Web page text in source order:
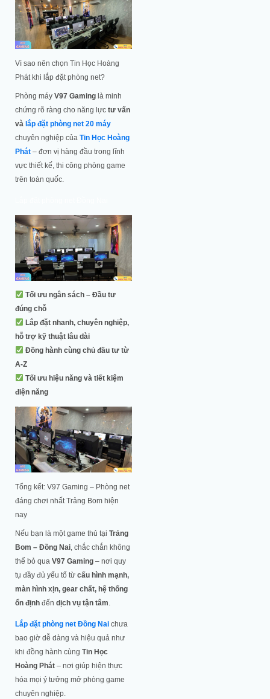
Vì sao nên chọn Tin Học Hoàng
Phát khi lắp đặt phòng net?
Phòng máy V97 Gaming là minh
chứng rõ ràng cho năng lực tư vấn
và lắp đặt phòng net 20 máy
chuyên nghiệp của Tin Học Hoàng
Phát – đơn vị hàng đầu trong lĩnh
vực thiết kế, thi công phòng game
trên toàn quốc.
Tối ưu ngân sách – Đầu tư
đúng chỗ
Lắp đặt nhanh, chuyên nghiệp,
hỗ trợ kỹ thuật lâu dài
Đồng hành cùng chủ đầu tư từ
A-Z
Tối ưu hiệu năng và tiết kiệm
điện năng
Tổng kết: V97 Gaming – Phòng net
đáng chơi nhất Trảng Bom hiện
nay
Nếu bạn là một game thủ tại Trảng
Bom – Đồng Nai, chắc chắn không
thể bỏ qua V97 Gaming – nơi quy
tụ đầy đủ yếu tố từ cấu hình mạnh,
màn hình xịn, gear chất, hệ thống
ổn định đến dịch vụ tận tâm.
Lắp đặt phòng net Đồng Nai chưa
bao giờ dễ dàng và hiệu quả như
khi đồng hành cùng Tin Học
Hoàng Phát – nơi giúp hiện thực
hóa mọi ý tưởng mở phòng game
chuyên nghiệp.